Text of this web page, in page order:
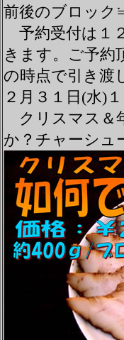
前後のブロック
予約受付は１
きます。ご予約
の時点で引き渡
２月３１日(水)
クリスマス＆
か？チャーシュ